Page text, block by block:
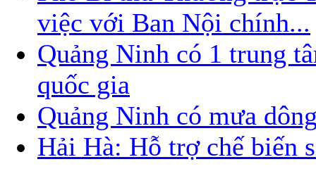
việc với Ban Nội chính...
Quảng Ninh có 1 trung
quốc gia
Quảng Ninh có mưa
Hải Hà: Hỗ trợ chế biến